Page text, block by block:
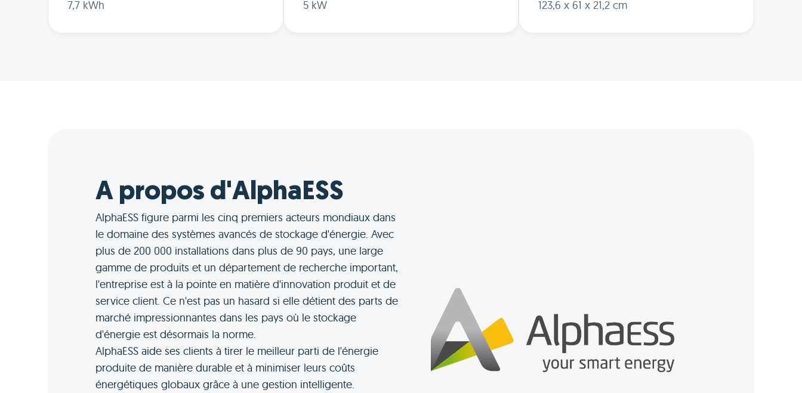
7,7 kWh 5 kW 123,6 x 61 x 21,2 cm
A propos d'AlphaESS
AlphaESS figure parmi les cinq premiers acteurs mondiaux dans
le domaine des systèmes avancés de stockage d'énergie. Avec
plus de 200 000 installations dans plus de 90 pays, une large
gamme de produits et un département de recherche important,
l'entreprise est à la pointe en matière d'innovation produit et de
service client. Ce n'est pas un hasard si elle détient des parts de
marché impressionnantes dans les pays où le stockage
d'énergie est désormais la norme.
AlphaESS aide ses clients à tirer le meilleur parti de l'énergie
produite de manière durable et à minimiser leurs coûts
énergétiques globaux grâce à une gestion intelligente.